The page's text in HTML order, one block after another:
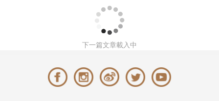
下一篇文章載入中